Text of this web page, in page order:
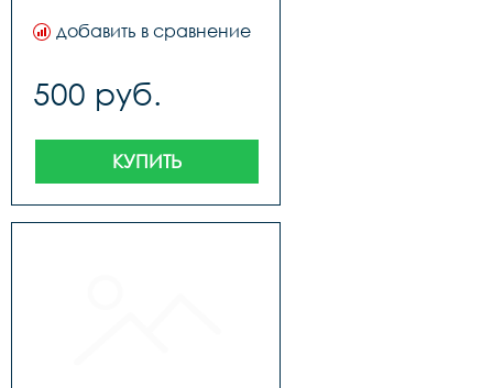
добавить в сравнение
500 руб.
КУПИТЬ